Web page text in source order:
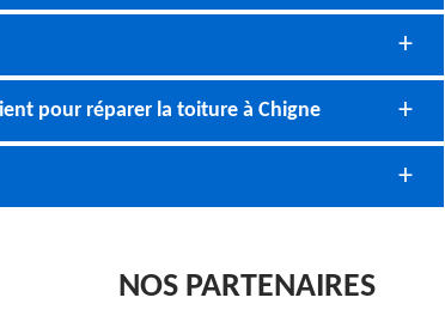
pour réparer la toiture à Chigne
NOS PARTENAIRES